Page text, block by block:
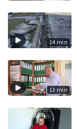
14 min
13 min